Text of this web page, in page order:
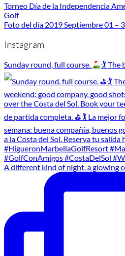
Torneo Día de la Independencia
Golf
Foto del día 2019 Septiembre 01 –
Instagram
Sunday round, full course. 🏌 The
A different kind of night, a glowing